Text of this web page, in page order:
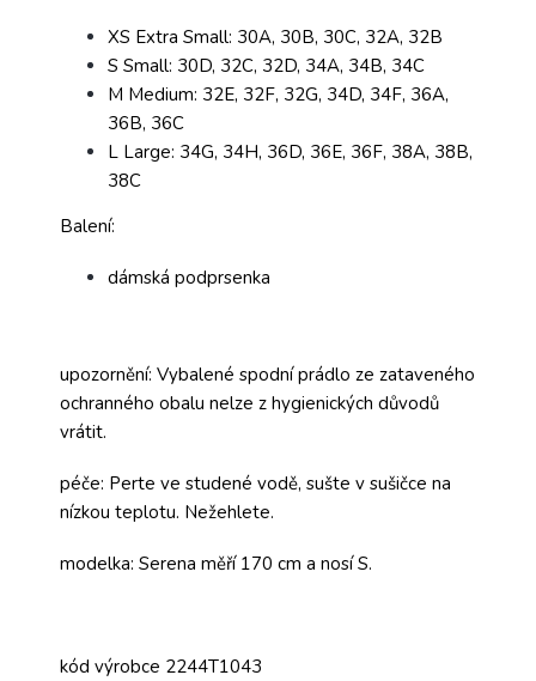
XS Extra Small: 30A, 30B, 30C, 32A, 32B
S Small: 30D, 32C, 32D, 34A, 34B, 34C
M Medium: 32E, 32F, 32G, 34D, 34F, 36A,
36B, 36C
L Large: 34G, 34H, 36D, 36E, 36F, 38A, 38B,
38C
Balení:
dámská podprsenka
upozornění: Vybalené spodní prádlo ze zataveného
ochranného obalu nelze z hygienických důvodů
vrátit.
péče: Perte ve studené vodě, sušte v sušičce na
nízkou teplotu. Nežehlete.
modelka: Serena měří 170 cm a nosí S.
kód výrobce 2244T1043